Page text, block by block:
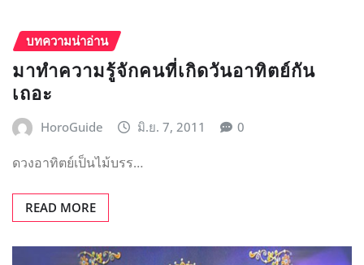
บทความน่าอ่าน
มาทำความรู้จักคนที่เกิดวันอาทิตย์กัน
เถอะ
HoroGuide มิ.ย. 7, 2011 0
ดวงอาทิตย์เป็นไม้บรร…
READ MORE